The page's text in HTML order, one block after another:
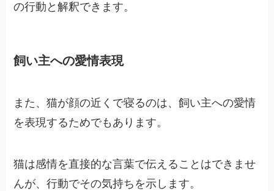
の行動と解釈できます。
飼い主への愛情表現
また、猫が顔の近くで寝るのは、飼い主への愛情
を表現するためでもあります。
猫は感情を直接的な言葉で伝えることはできませ
んが、行動でその気持ちを示します。